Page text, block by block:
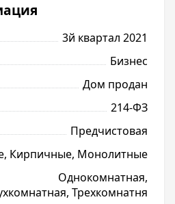
3й квартал 2021
Бизнес
Дом продан
214-ФЗ
Предчистовая
Кирпичные, Монолитные
Однокомнатная,
Трехкомнатня